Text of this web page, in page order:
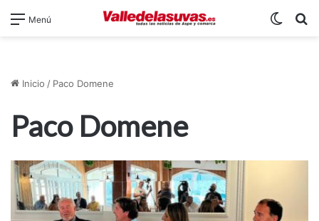
Menú
Inicio / Paco Domene
Paco Domene